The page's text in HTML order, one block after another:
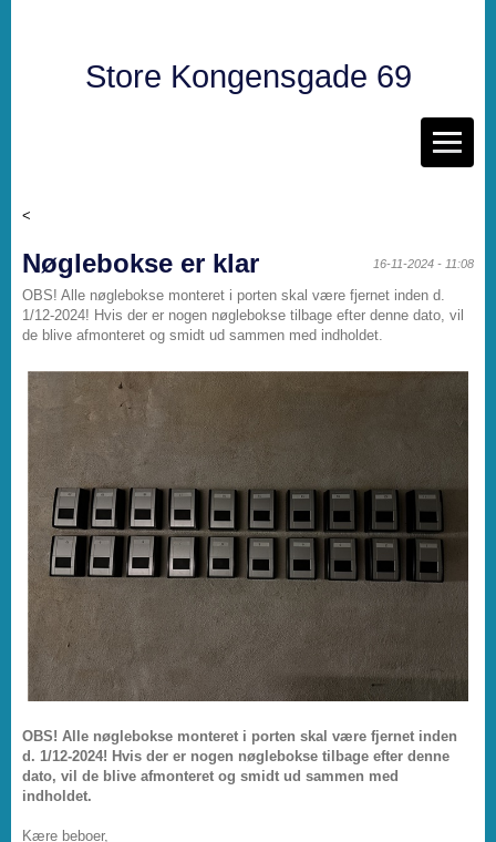
Store Kongensgade 69
<
Nøglebokse er klar 16-11-2024 - 11:08
OBS! Alle nøglebokse monteret i porten skal være fjernet inden d.
1/12-2024! Hvis der er nogen nøglebokse tilbage efter denne dato, vil
de blive afmonteret og smidt ud sammen med indholdet.
OBS! Alle nøglebokse monteret i porten skal være fjernet inden
d. 1/12-2024! Hvis der er nogen nøglebokse tilbage efter denne
dato, vil de blive afmonteret og smidt ud sammen med
indholdet.
Kære beboer,